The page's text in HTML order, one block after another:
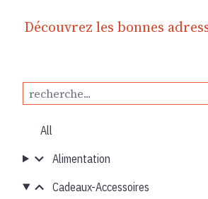
Découvrez les bonnes
All
Alimentation
Cadeaux-Accessoires